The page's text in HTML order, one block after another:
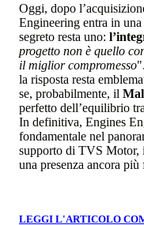
Oggi, dopo
Engineering entra in
segreto resta uno:
progetto non è quello
il miglior compromesso
la risposta resta
se, probabilmente, il
perfetto dell’equilibrio
In definitiva, Engines
fondamentale nel
supporto di TVS Motor,
una presenza ancora
LEGGI L'ARTICOLO